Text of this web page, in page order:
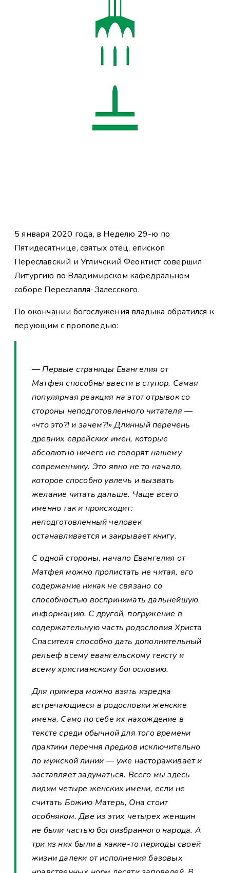
5 января 2020 года, в Неделю 29-ю по
Пятидесятнице, святых отец, епископ
Переславский и Угличский Феоктист совершил
Литургию во Владимирском кафедральном
соборе Переславля-Залесского.
По окончании богослужения владыка обратился к
верующим с проповедью:
— Первые страницы Евангелия от
Матфея способны ввести в ступор. Самая
популярная реакция на этот отрывок со
стороны неподготовленного читателя —
«что это?! и зачем?!» Длинный перечень
древних еврейских имен, которые
абсолютно ничего не говорят нашему
современнику. Это явно не то начало,
которое способно увлечь и вызвать
желание читать дальше. Чаще всего
именно так и происходит:
неподготовленный человек
останавливается и закрывает книгу.
С одной стороны, начало Евангелия от
Матфея можно пролистать не читая, его
содержание никак не связано со
способностью воспринимать дальнейшую
информацию. С другой, погружение в
содержательную часть родословия Христа
Спасителя способно дать дополнительный
рельеф всему евангельскому тексту и
всему христианскому богословию.
Для примера можно взять изредка
встречающиеся в родословии женские
имена. Само по себе их нахождение в
тексте среди обычной для того времени
практики перечня предков исключительно
по мужской линии — уже настораживает и
заставляет задуматься. Всего мы здесь
видим четыре женских имени, если не
считать Божию Матерь, Она стоит
особняком. Две из этих четырех женщин
не были частью богоизбранного народа. А
три из них были в какие-то периоды своей
жизни далеки от исполнения базовых